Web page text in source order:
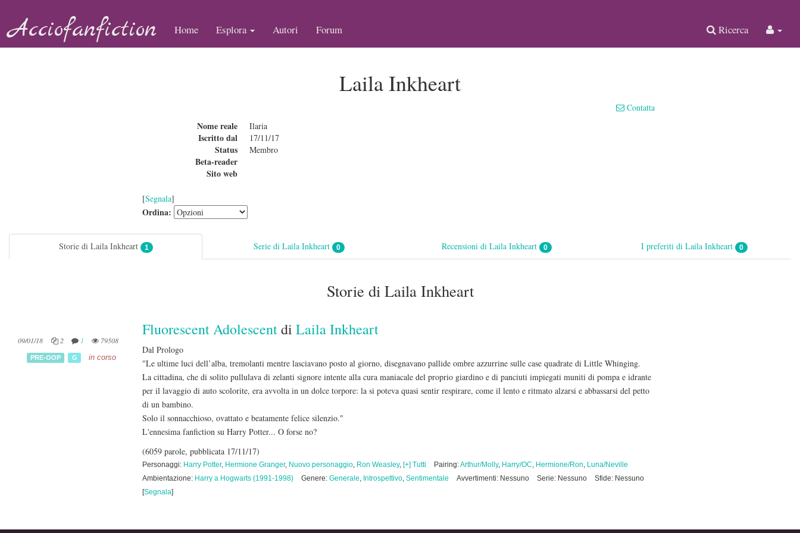
Acciofanfiction Home Esplora Autori Forum Ricerca
Laila Inkheart
Contatta
Nome reale Ilaria
Iscritto dal 17/11/17
Status Membro
Beta-reader
Sito web
[Segnala]
Ordina:
Storie di Laila Inkheart 1 Serie di Laila Inkheart 0 Recensioni di Laila Inkheart 0 I preferiti di Laila Inkheart 0
Storie di Laila Inkheart
09/01/18 2 1 79508
PRE-OOP G in corso
Fluorescent Adolescentdi Laila Inkheart
Dal Prologo
"Le ultime luci dell’alba, tremolanti mentre lasciavano posto al giorno, disegnavano pallide ombre azzurrine sulle case quadrate di Little Whinging.
La cittadina, che di solito pullulava di zelanti signore intente alla cura maniacale del proprio giardino e di panciuti impiegati muniti di pompa e idrante
per il lavaggio di auto scolorite, era avvolta in un dolce torpore: la si poteva quasi sentir respirare, come il lento e ritmato alzarsi e abbassarsi del petto
di un bambino.
Solo il sonnacchioso, ovattato e beatamente felice silenzio."
L'ennesima fanfiction su Harry Potter... O forse no?
(6059 parole, pubblicata 17/11/17)
Personaggi: Harry Potter, Hermione Granger, Nuovo personaggio, Ron Weasley, [+] Tutti Pairing:Arthur/Molly, Harry/OC, Hermione/Ron, Luna/Neville
Ambientazione: Harry a Hogwarts (1991-1998) Genere: Generale, Introspettivo, Sentimentale Avvertimenti: Nessuno Serie: Nessuno
Sfide: Nessuno
[Segnala]